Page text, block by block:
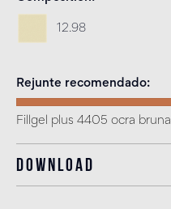
12.98
Rejunte recomendado
Fillgel plus 4405 ocra bruna
Download